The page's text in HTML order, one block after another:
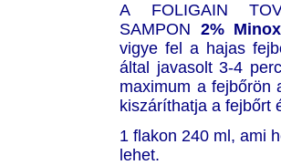
A FOLIGAIN
SAMPON 2%
vigye fel a hajas
által javasolt 3-4
maximum a fejbőrön
kiszáríthatja a fejbőrt
1 flakon 240 ml, ami
lehet.